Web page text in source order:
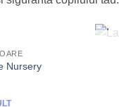
Nursery